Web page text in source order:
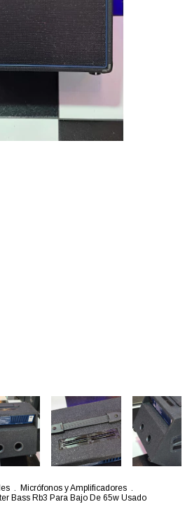
. Micrófonos y Amplificadores .
Bass Rb3 Para Bajo De 65w Usado